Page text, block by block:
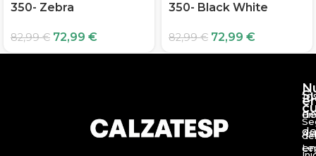
350- Zebra
82,99€ 72,99 €
350- Black White
82,99€ 72,99 €
de
en